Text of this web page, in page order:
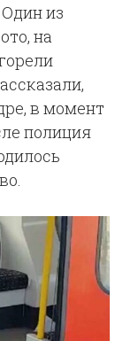
из
на
в момент
полиция